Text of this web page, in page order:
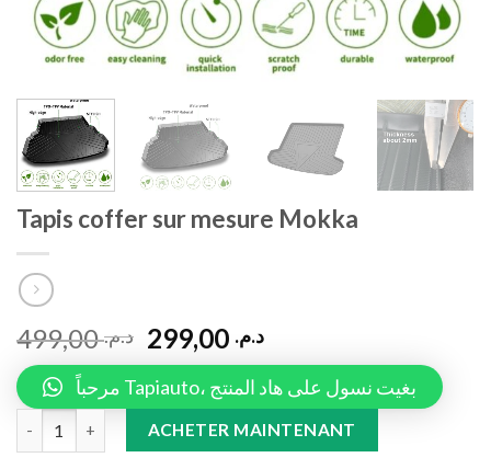
Tapis coffer sur mesure Mokka
د.م.499,00 د.م.
مرحباً Tapiauto، بغيت نسول على هاد المنتج
Tapis coffer sur mesure Mokka quantity
ACHETER MAINTENANT